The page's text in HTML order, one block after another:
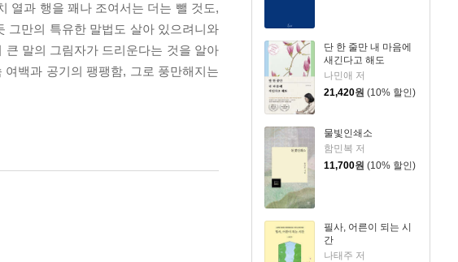
단 한 줄만 내 마음에
새긴다고 해도
나민애 저
21,420원 (10% 할인)
물빛인쇄소
함민복 저
11,700원 (10% 할인)
필사, 어른이 되는 시
간
나태주 저
열과 행을 꽤나 조여서는 더는 뺄 것도,
그만의 특유한 말법도 살아 있으려니와
말의 그림자가 드리운다는 것을 알아
백과 공기의 팽팽함, 그로 풍만해지는